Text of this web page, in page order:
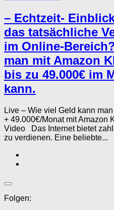
– Echtzeit-
das tatsächliche
im Online-
man mit Amazon
bis zu 49.000€ im
kann.
Live – Wie viel Geld kann
+ 49.000€/Monat mit
Video Das Internet bietet
zu verdienen. Eine beliebte...
Folgen: